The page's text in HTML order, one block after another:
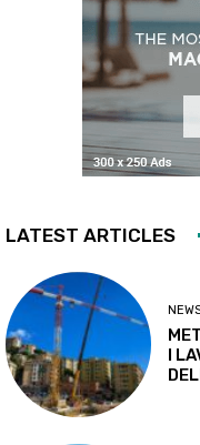
LATEST ARTICLES
I